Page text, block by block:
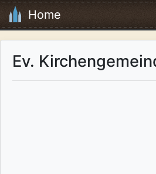
Home
Ev.